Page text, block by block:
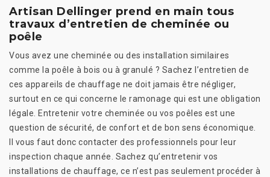
Artisan Dellinger prend en main tous
travaux d’entretien de cheminée ou
poêle
Vous avez une cheminée ou des installation similaires
comme la poêle à bois ou à granulé ? Sachez l’entretien de
ces appareils de chauffage ne doit jamais être négliger,
surtout en ce qui concerne le ramonage qui est une obligation
légale. Entretenir votre cheminée ou vos poêles est une
question de sécurité, de confort et de bon sens économique.
Il vous faut donc contacter des professionnels pour leur
inspection chaque année. Sachez qu’entretenir vos
installations de chauffage, ce n’est pas seulement procéder à